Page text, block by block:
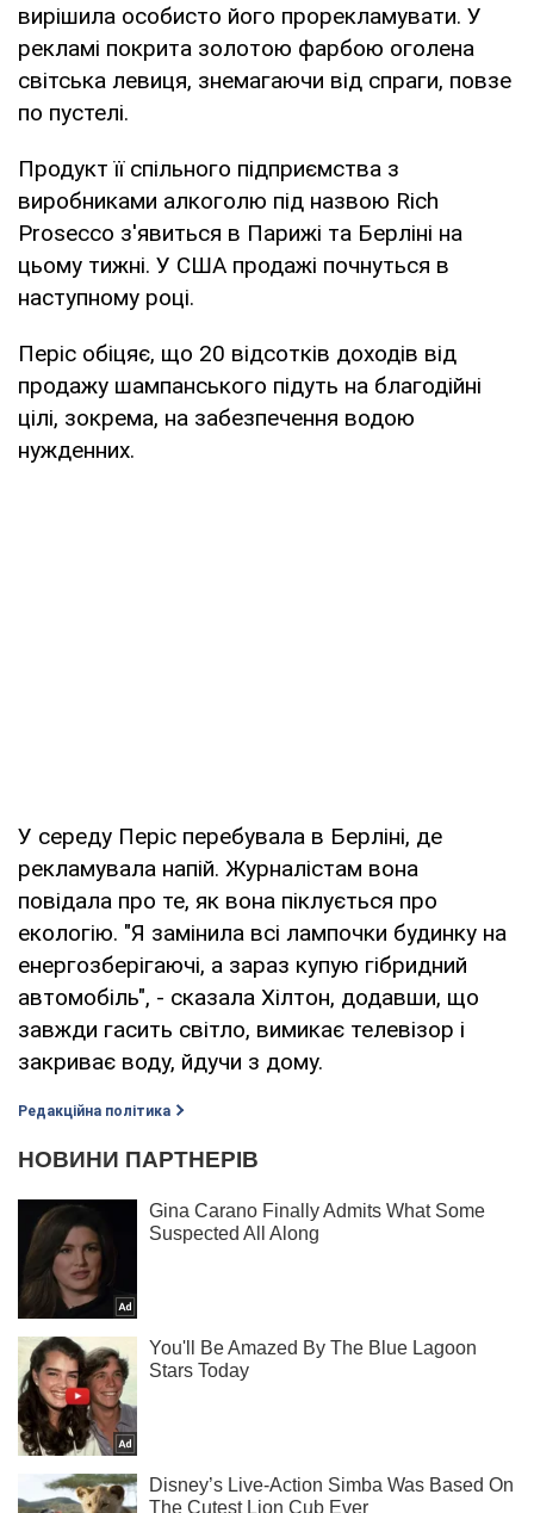
вирішила особисто його прорекламувати. У
рекламі покрита золотою фарбою оголена
світська левиця, знемагаючи від спраги, повзе
по пустелі.
Продукт її спільного підприємства з
виробниками алкоголю під назвою Rich
Prosecco з'явиться в Парижі та Берліні на
цьому тижні. У США продажі почнуться в
наступному році.
Періс обіцяє, що 20 відсотків доходів від
продажу шампанського підуть на благодійні
цілі, зокрема, на забезпечення водою
нужденних.
У середу Періс перебувала в Берліні, де
рекламувала напій. Журналістам вона
повідала про те, як вона піклується про
екологію. "Я замінила всі лампочки будинку на
енергозберігаючі, а зараз купую гібридний
автомобіль", - сказала Хілтон, додавши, що
завжди гасить світло, вимикає телевізор і
закриває воду, йдучи з дому.
Редакційна політика